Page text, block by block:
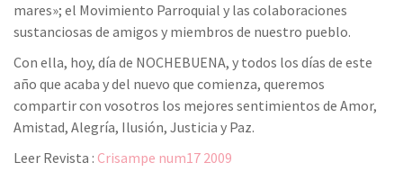
mares»; el Movimiento Parroquial y las colaboraciones
sustanciosas de amigos y miembros de nuestro pueblo.
Con ella, hoy, día de NOCHEBUENA, y todos los días de este
año que acaba y del nuevo que comienza, queremos
compartir con vosotros los mejores sentimientos de Amor,
Amistad, Alegría, Ilusión, Justicia y Paz.
Leer Revista : Crisampe num17 2009